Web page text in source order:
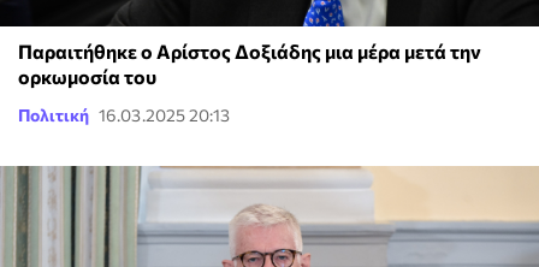
Παραιτήθηκε ο Αρίστος Δοξιάδης μια μέρα μετά την
ορκωμοσία του
Πολιτική 16.03.2025 20:13